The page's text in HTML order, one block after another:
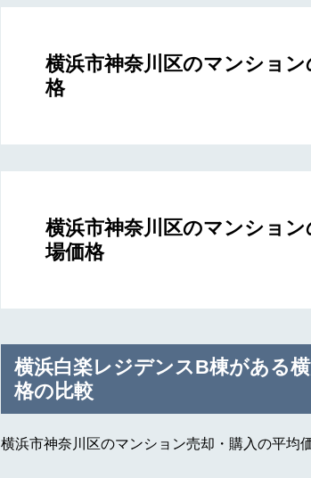
横浜市神奈川区のマンショ
格
横浜市神奈川区のマンション
場価格
横浜白楽レジデンスB棟がある
格の比較
横浜市神奈川区のマンション売却・購入の平均